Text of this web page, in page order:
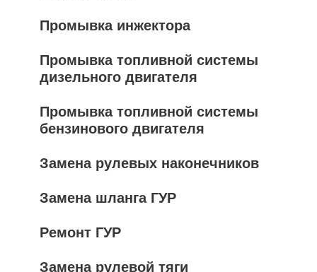
Промывка инжектора
Промывка топливной системы
дизельного двигателя
Промывка топливной системы
бензинового двигателя
Замена рулевых наконечников
Замена шланга ГУР
Ремонт ГУР
Замена рулевой тяги